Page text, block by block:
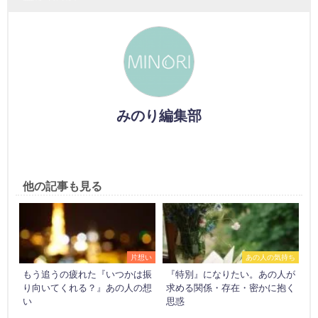
みのり編集部
他の記事も見る
片想い
もう追うの疲れた『いつかは振
り向いてくれる？』あの人の想
い
あの人の気持ち
『特別』になりたい。あの人が
求める関係・存在・密かに抱く
思惑